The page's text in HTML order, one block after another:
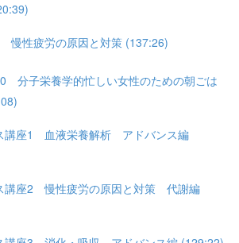
慢性疲労の原因と対策 (137:26)
分子栄養学的忙しい女性のための朝ごは
講座1 血液栄養解析 アドバンス編
講座2 慢性疲労の原因と対策 代謝編